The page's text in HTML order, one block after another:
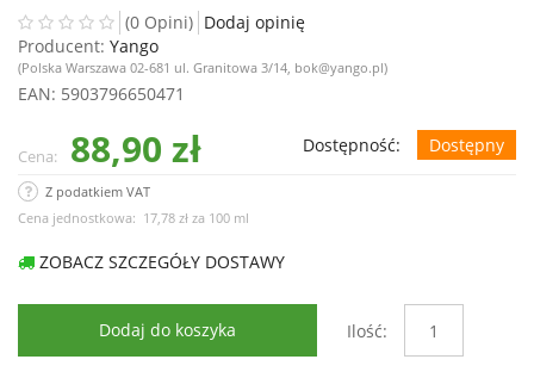
(0 Opini) Dodaj opinię
Producent: Yango
(Polska Warszawa 02-681 ul. Granitowa 3/14, bok@yango.pl)
EAN: 5903796650471
Cena: 88,90 zł Dostępność: Dostępny
Z podatkiem VAT
Cena jednostkowa: 17,78 zł za 100 ml
ZOBACZ SZCZEGÓŁY DOSTAWY
Dodaj do koszyka Ilość: